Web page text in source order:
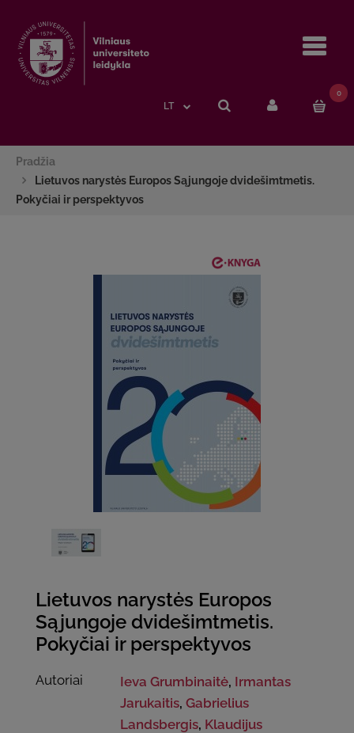
LT
0
Pradžia
Lietuvos narystės Europos Sąjungoje dvidešimtmetis.
Pokyčiai ir perspektyvos
Lietuvos narystės Europos
Sąjungoje dvidešimtmetis.
Pokyčiai ir perspektyvos
Autoriai Ieva Grumbinaitė, Irmantas
Jarukaitis,Gabrielius
Landsbergis, Klaudijus